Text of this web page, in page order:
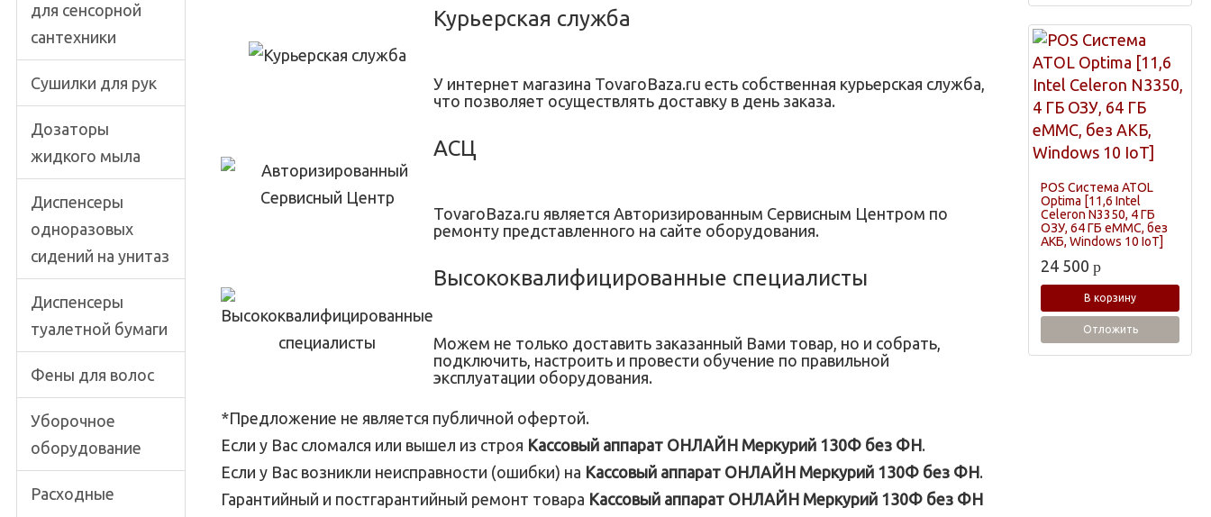
для сенсорной
сантехники
Сушилки для рук
Дозаторы
жидкого мыла
Диспенсеры
одноразовых
сидений на унитаз
Диспенсеры
туалетной бумаги
Фены для волос
Уборочное
оборудование
Расходные
Курьерская служба
У интернет магазина TovaroBaza.ru есть собственная курьерская служба,
что позволяет осуществлять доставку в день заказа.
АСЦ
TovaroBaza.ru является Авторизированным Сервисным Центром по
ремонту представленного на сайте оборудования.
Высококвалифицированные специалисты
Можем не только доставить заказанный Вами товар, но и собрать,
подключить, настроить и провести обучение по правильной
эксплуатации оборудования.
*Предложение не является публичной офертой.
Если у Вас сломался или вышел из строя Кассовый аппарат ОНЛАЙН Меркурий 130Ф без ФН.
Если у Вас возникли неисправности (ошибки) на Кассовый аппарат ОНЛАЙН Меркурий 130Ф без ФН.
Гарантийный и постгарантийный ремонт товара Кассовый аппарат ОНЛАЙН Меркурий 130Ф без ФН
POS Система ATOL
Optima [11,6 Intel
Celeron N3350, 4 ГБ
ОЗУ, 64 ГБ eMMC, без
АКБ, Windows 10 IoT]
24 500 p
В корзину
Отложить